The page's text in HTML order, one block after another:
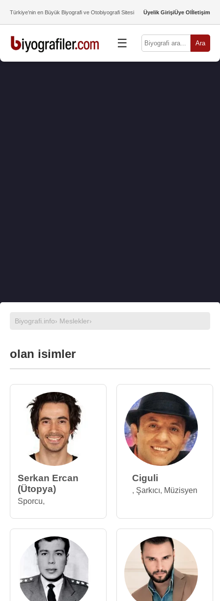
Türkiye’nin en Büyük Biyografi ve Otobiyografi Sitesi Üyelik GirişiÜye Olİletişim
☰ Ara
Biyografi.info› Meslekler›
olan isimler
Serkan Ercan
(Ütopya)
Sporcu,
Ciguli
, Şarkıcı, Müzisyen